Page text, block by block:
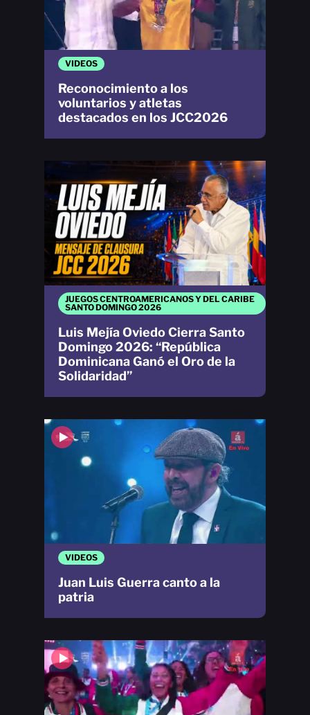
JUEGOS CENTROAMERICANOS Y DEL CARIBE
SANTO DOMINGO 2026
Luis Mejía Oviedo Cierra Santo
Domingo 2026: “República
Dominicana Ganó el Oro de la
Solidaridad”
VIDEOS
Reconocimiento a los
voluntarios y atletas
destacados en los JCC2026
VIDEOS
Juan Luis Guerra canto a la
patria